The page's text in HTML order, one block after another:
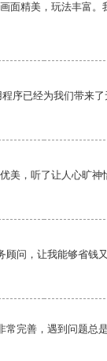
面精美，玩法丰富。
序已经为我们带来了
美，听了让人心旷神
顾问，让我能够省钱又
常完善，遇到问题总